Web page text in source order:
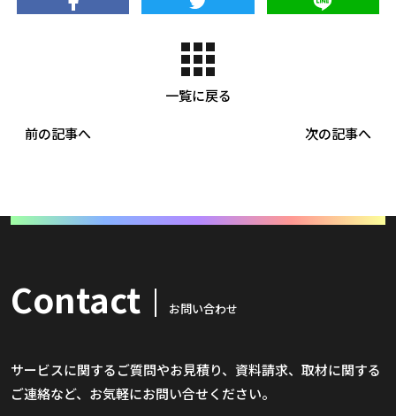
一覧に戻る
前の記事へ 次の記事へ
Contact お問い合わせ
サービスに関するご質問やお見積り、資料請求、取材に関する
ご連絡など、お気軽にお問い合せください。